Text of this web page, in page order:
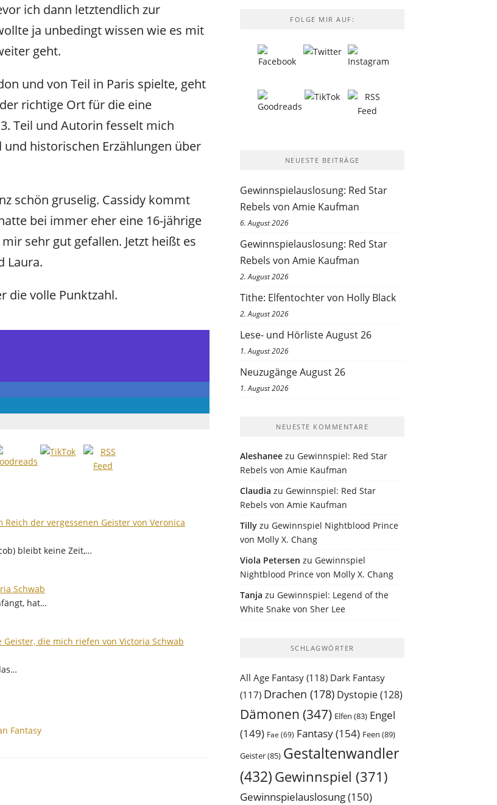
ich dann letztendlich zur
ja unbedingt wissen wie es mit
geht.
und von Teil in Paris spielte, geht
richtige Ort für die eine
Teil und Autorin fesselt mich
historischen Erzählungen über
schön gruselig. Cassidy kommt
bei immer eher eine 16-jährige
sehr gut gefallen. Jetzt heißt es
Laura.
die volle Punktzahl.
Reich der vergessenen Geister von Veronica
bleibt keine Zeit,…
Schwab
hat…
Geister, die mich riefen von Victoria Schwab
Fantasy
FOLGE MIR AUF:
NEUESTE BEITRÄGE
Gewinnspielauslosung: Red Star
Rebels von Amie Kaufman
6. August 2026
Gewinnspielauslosung: Red Star
Rebels von Amie Kaufman
2. August 2026
Tithe: Elfentochter von Holly Black
2. August 2026
Lese- und Hörliste August 26
1. August 2026
Neuzugänge August 26
1. August 2026
NEUESTE KOMMENTARE
Aleshanee zu Gewinnspiel: Red Star
Rebels von Amie Kaufman
Claudia zu Gewinnspiel: Red Star
Rebels von Amie Kaufman
Tilly zu Gewinnspiel Nightblood Prince
von Molly X. Chang
Viola Petersen zu Gewinnspiel
Nightblood Prince von Molly X. Chang
Tanja zu Gewinnspiel: Legend of the
White Snake von Sher Lee
SCHLAGWÖRTER
All Age Fantasy (118) Dark Fantasy
(117) Drachen (178) Dystopie(128)
Dämonen (347) Elfen (83) Engel
(149) Fae (69) Fantasy(154) Feen (89)
Geister(85) Gestaltenwandler
(432) Gewinnspiel (371)
Gewinnspielauslosung(150)